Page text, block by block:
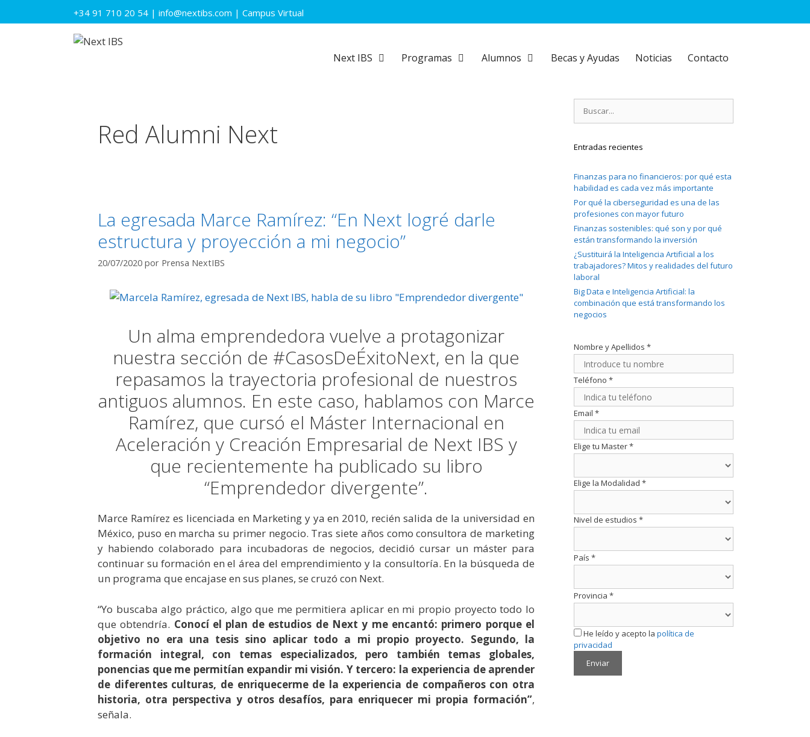
al
+34 91 710 20 54 | info@nextibs.com | Campus Virtual
Next IBS Programas Alumnos Becas y Ayudas Noticias Contacto
Red Alumni Next
La egresada Marce Ramírez: “En Next logré darle
estructura y proyección a mi negocio”
20/07/2020 por Prensa NextIBS
Un alma emprendedora vuelve a protagonizar
nuestra sección de #CasosDeÉxitoNext, en la que
repasamos la trayectoria profesional de nuestros
antiguos alumnos. En este caso, hablamos con Marce
Ramírez, que cursó el Máster Internacional en
Aceleración y Creación Empresarial de Next IBS y
que recientemente ha publicado su libro
“Emprendedor divergente”.
Marce Ramírez es licenciada en Marketing y ya en 2010, recién salida de la universidad en
México, puso en marcha su primer negocio. Tras siete años como consultora de marketing
y habiendo colaborado para incubadoras de negocios, decidió cursar un máster para
continuar su formación en el área del emprendimiento y la consultoría. En la búsqueda de
un programa que encajase en sus planes, se cruzó con Next.
“Yo buscaba algo práctico, algo que me permitiera aplicar en mi propio proyecto todo lo
que obtendría. Conocí el plan de estudios de Next y me encantó: primero porque el
objetivo no era una tesis sino aplicar todo a mi propio proyecto. Segundo, la
formación integral, con temas especializados, pero también temas globales,
ponencias que me permitían expandir mi visión. Y tercero: la experiencia de aprender
de diferentes culturas, de enriquecerme de la experiencia de compañeros con otra
historia, otra perspectiva y otros desafíos, para enriquecer mi propia formación”,
señala.
Entradas recientes
Finanzas para no financieros: por qué esta
habilidad es cada vez más importante
Por qué la ciberseguridad es una de las
profesiones con mayor futuro
Finanzas sostenibles: qué son y por qué
están transformando la inversión
¿Sustituirá la Inteligencia Artificial a los
trabajadores? Mitos y realidades del futuro
laboral
Big Data e Inteligencia Artificial: la
combinación que está transformando los
negocios
Nombre y Apellidos *
Teléfono *
Email *
Elige tu Master*
Elige la Modalidad *
Nivel de estudios *
País *
Provincia *
He leído y acepto la política de
privacidad